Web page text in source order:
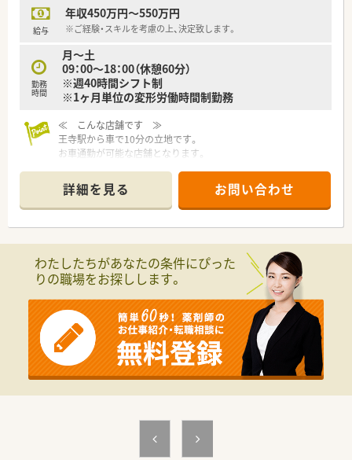
給与
年収450万円～550万円
※ご経験・スキルを考慮の上、決定致します。
勤務
時間
月～土
09：00～18：00（休憩60分）
※週40時間シフト制
※1ヶ月単位の変形労働時間制勤務
≪ こんな店舗です ≫
王寺駅から車で10分の立地です。
お車通勤が可能な店舗となります。
≪ 業務内容 ≫
１日の平均処方箋枚数は30枚、常勤１名・非常勤２名が在籍する
店舗です。時間によっては一人薬剤師になるのでご自身の裁量
で働いていただけます！
≪ 研修制度 ≫
■定期的に勉強会を大阪エリアで開催をされており、任意で参加
■新人社員研修、薬局OJT研修、在宅医療研修、認定薬剤師支援制
度、月１回の定期全体研修会など一緒にスキルアップを考えてお
ります。
≪ こんな会社です ≫
■関西を中心に130店舗以上ある調剤薬局チェーン！
■代表は女性薬剤師様で子育ても経験されており、女性の働き方
■薬局事業の他にも、医師の開業支援事業も手掛けており、クリ
ニックの開院と同時に新規出店をおこないますので、医師との協
詳細を見る お問い合わせ
わたしたちがあなたの条件にぴった
りの職場をお探しします。